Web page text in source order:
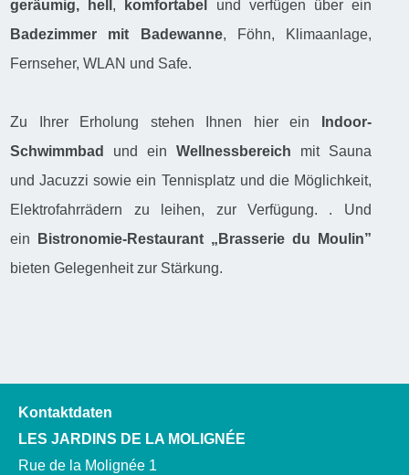
geräumig,
hell , komfortabel
und verfügen über ein
Badezimmer mit Badewanne, Föhn, Klimaanlage,
Fernseher, WLAN und Safe.
Zu Ihrer Erholung stehen Ihnen hier ein
Indoor-
Schwimmbad
und ein Wellnessbereich mit Sauna
und Jacuzzi sowie ein Tennisplatz und die Möglichkeit,
Elektrofahrrädern zu leihen, zur Verfügung. . Und
ein
Bistronomie-Restaurant „Brasserie du Moulin”
bieten Gelegenheit zur Stärkung.
Kontaktdaten
LES JARDINS DE LA MOLIGNÉE
Rue de la Molignée 1